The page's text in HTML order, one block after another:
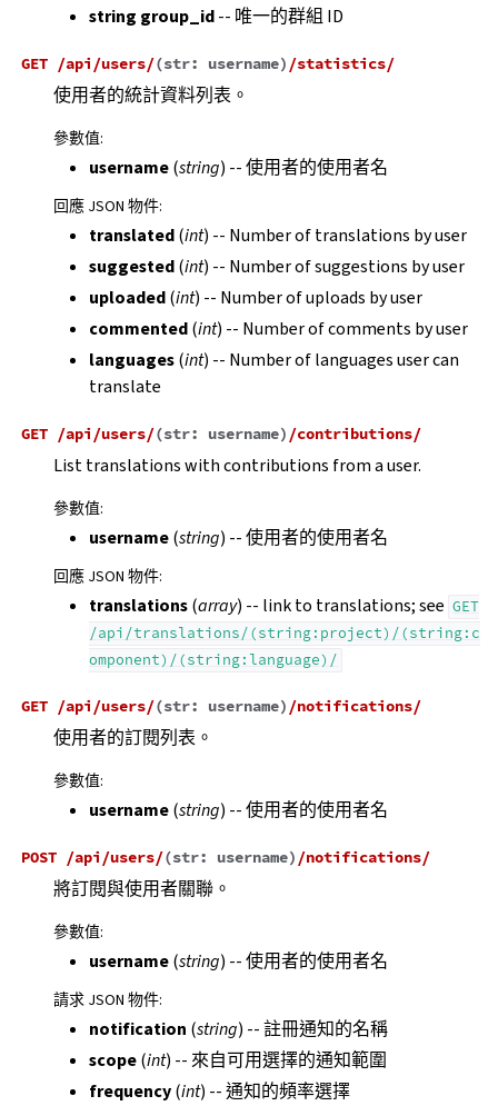
string group_id-- 唯一的群組 ID
GET /api/users/(str: username) /statistics/
使用者的統計資料列表。
參數值:
username(string) -- 使用者的使用者名
回應 JSON 物件:
translated(int) -- Number of translations by user
suggested(int) -- Number of suggestions by user
uploaded(int) -- Number of uploads by user
commented(int) -- Number of comments by user
languages(int) -- Number of languages user can
translate
GET /api/users/(str: username) /contributions/
List translations with contributions from a user.
參數值:
username(string) -- 使用者的使用者名
回應 JSON 物件:
translations(array) -- link to translations; see GET
/api/translations/(string:project)/(string:c
omponent)/(string:language)/
GET /api/users/(str: username) /notifications/
使用者的訂閱列表。
參數值:
username(string) -- 使用者的使用者名
POST /api/users/(str: username) /notifications/
將訂閱與使用者關聯。
參數值:
username(string) -- 使用者的使用者名
請求 JSON 物件:
notification (string) -- 註冊通知的名稱
scope(int) -- 來自可用選擇的通知範圍
frequency(int) -- 通知的頻率選擇